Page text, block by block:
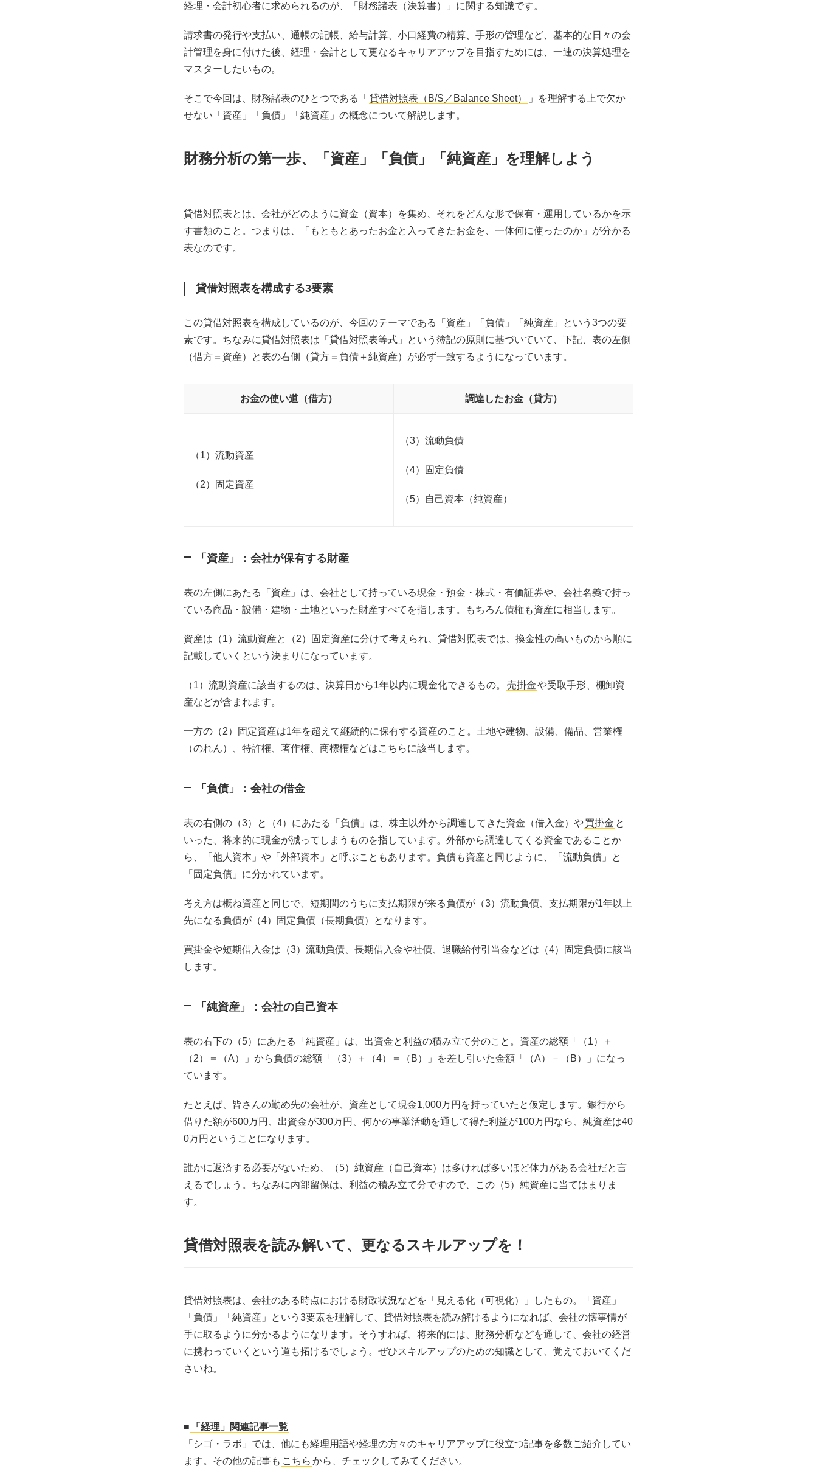
経理・会計初心者に求められるのが、「財務諸表（決算書）」に関する知識です。
請求書の発行や支払い、通帳の記帳、給与計算、小口経費の精算、手形の管理など、基本的な日々の会
計管理を身に付けた後、経理・会計として更なるキャリアアップを目指すためには、一連の決算処理を
マスターしたいもの。
そこで今回は、財務諸表のひとつである「 貸借対照表（B/S／Balance Sheet）
」を理解する上で欠か
せない「資産」「負債」「純資産」の概念について解説します。
財務分析の第一歩、「資産」「負債」「純資産」を理解しよう
貸借対照表とは、会社がどのように資金（資本）を集め、それをどんな形で保有・運用しているかを示
す書類のこと。つまりは、「もともとあったお金と入ってきたお金を、一体何に使ったのか」が分かる
表なのです。
貸借対照表を構成する3要素
この貸借対照表を構成しているのが、今回のテーマである「資産」「負債」「純資産」という3つの要
素です。ちなみに貸借対照表は「貸借対照表等式」という簿記の原則に基づいていて、下記、表の左側
（借方＝資産）と表の右側（貸方＝負債＋純資産）が必ず一致するようになっています。
お金の使い道（借方） 調達したお金（貸方）
（1）流動資産
（2）固定資産
（3）流動負債
（4）固定負債
（5）自己資本（純資産）
「資産」：会社が保有する財産
表の左側にあたる「資産」は、会社として持っている現金・預金・株式・有価証券や、会社名義で持っ
ている商品・設備・建物・土地といった財産すべてを指します。もちろん債権も資産に相当します。
資産は（1）流動資産と（2）固定資産に分けて考えられ、貸借対照表では、換金性の高いものから順に
記載していくという決まりになっています。
（1）流動資産に該当するのは、決算日から1年以内に現金化できるもの。 売掛金や受取手形、棚卸資
産などが含まれます。
一方の（2）固定資産は1年を超えて継続的に保有する資産のこと。土地や建物、設備、備品、営業権
（のれん）、特許権、著作権、商標権などはこちらに該当します。
「負債」：会社の借金
表の右側の（3）と（4）にあたる「負債」は、株主以外から調達してきた資金（借入金）や買掛金 と
いった、将来的に現金が減ってしまうものを指しています。外部から調達してくる資金であることか
ら、「他人資本」や「外部資本」と呼ぶこともあります。負債も資産と同じように、「流動負債」と
「固定負債」に分かれています。
考え方は概ね資産と同じで、短期間のうちに支払期限が来る負債が（3）流動負債、支払期限が1年以上
先になる負債が（4）固定負債（長期負債）となります。
買掛金や短期借入金は（3）流動負債、長期借入金や社債、退職給付引当金などは（4）固定負債に該当
します。
「純資産」：会社の自己資本
表の右下の（5）にあたる「純資産」は、出資金と利益の積み立て分のこと。資産の総額「（1）＋
（2）＝（A）」から負債の総額「（3）＋（4）＝（B）」を差し引いた金額「（A）－（B）」になっ
ています。
たとえば、皆さんの勤め先の会社が、資産として現金1,000万円を持っていたと仮定します。銀行から
借りた額が600万円、出資金が300万円、何かの事業活動を通して得た利益が100万円なら、純資産は40
0万円ということになります。
誰かに返済する必要がないため、（5）純資産（自己資本）は多ければ多いほど体力がある会社だと言
えるでしょう。ちなみに内部留保は、利益の積み立て分ですので、この（5）純資産に当てはまりま
す。
貸借対照表を読み解いて、更なるスキルアップを！
貸借対照表は、会社のある時点における財政状況などを「見える化（可視化）」したもの。「資産」
「負債」「純資産」という3要素を理解して、貸借対照表を読み解けるようになれば、会社の懐事情が
手に取るように分かるようになります。そうすれば、将来的には、財務分析などを通して、会社の経営
に携わっていくという道も拓けるでしょう。ぜひスキルアップのための知識として、覚えておいてくだ
さいね。
■
「経理」関連記事一覧
「シゴ・ラボ」では、他にも経理用語や経理の方々のキャリアアップに役立つ記事を多数ご紹介してい
ます。その他の記事も こちら から、チェックしてみてください。